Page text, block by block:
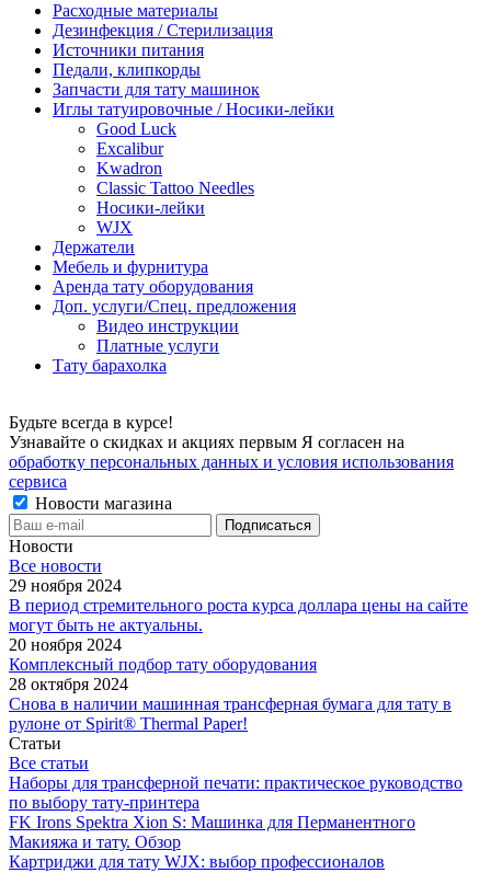
Расходные материалы
Дезинфекция / Стерилизация
Источники питания
Педали, клипкорды
Запчасти для тату машинок
Иглы татуировочные / Носики-лейки
Good Luck
Excalibur
Kwadron
Classic Tattoo Needles
Носики-лейки
WJX
Держатели
Мебель и фурнитура
Аренда тату оборудования
Доп. услуги/Спец. предложения
Видео инструкции
Платные услуги
Тату барахолка
Будьте всегда в курсе!
Узнавайте о скидках и акциях первым Я согласен на
обработку персональных данных и условия использования
сервиса
Новости магазина
Новости
Все новости
29 ноября 2024
В период стремительного роста курса доллара цены на сайте
могут быть не актуальны.
20 ноября 2024
Комплексный подбор тату оборудования
28 октября 2024
Снова в наличии машинная трансферная бумага для тату в
рулоне от Spirit® Thermal Paper!
Статьи
Все статьи
Наборы для трансферной печати: практическое руководство
по выбору тату‑принтера
FK Irons Spektra Xion S: Машинка для Перманентного
Макияжа и тату. Обзор
Картриджи для тату WJX: выбор профессионалов